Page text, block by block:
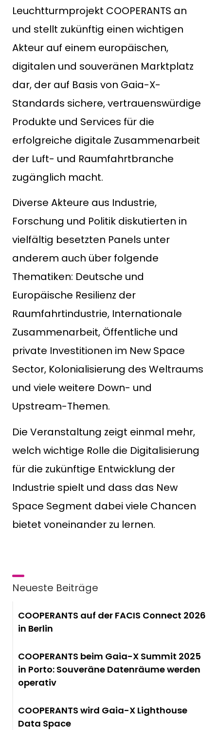
Leuchtturmprojekt COOPERANTS an
und stellt zukünftig einen wichtigen
Akteur auf einem europäischen,
digitalen und souveränen Marktplatz
dar, der auf Basis von Gaia-X-
Standards sichere, vertrauenswürdige
Produkte und Services für die
erfolgreiche digitale Zusammenarbeit
der Luft- und Raumfahrtbranche
zugänglich macht.
Diverse Akteure aus Industrie,
Forschung und Politik diskutierten in
vielfältig besetzten Panels unter
anderem auch über folgende
Thematiken: Deutsche und
Europäische Resilienz der
Raumfahrtindustrie, Internationale
Zusammenarbeit, Öffentliche und
private Investitionen im New Space
Sector, Kolonialisierung des Weltraums
und viele weitere Down- und
Upstream-Themen.
Die Veranstaltung zeigt einmal mehr,
welch wichtige Rolle die Digitalisierung
für die zukünftige Entwicklung der
Industrie spielt und dass das New
Space Segment dabei viele Chancen
bietet voneinander zu lernen.
Neueste Beiträge
COOPERANTS auf der FACIS Connect 2026
in Berlin
COOPERANTS beim Gaia-X Summit 2025
in Porto: Souveräne Datenräume werden
operativ
COOPERANTS wird Gaia-X Lighthouse
Data Space